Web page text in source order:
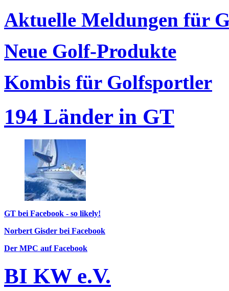
Aktuelle Meldungen für
Neue Golf-Produkte
Kombis für Golfsportler
194 Länder in GT
GT bei Facebook - so likely!
Norbert Gisder bei Facebook
Der MPC auf Facebook
BI KW e.V.